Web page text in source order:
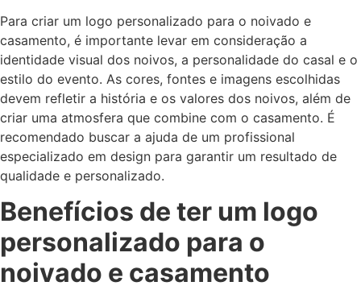
Para criar um logo personalizado para o noivado e
casamento, é importante levar em consideração a
identidade visual dos noivos, a personalidade do casal e o
estilo do evento. As cores, fontes e imagens escolhidas
devem refletir a história e os valores dos noivos, além de
criar uma atmosfera que combine com o casamento. É
recomendado buscar a ajuda de um profissional
especializado em design para garantir um resultado de
qualidade e personalizado.
Benefícios de ter um logo
personalizado para o
noivado e casamento